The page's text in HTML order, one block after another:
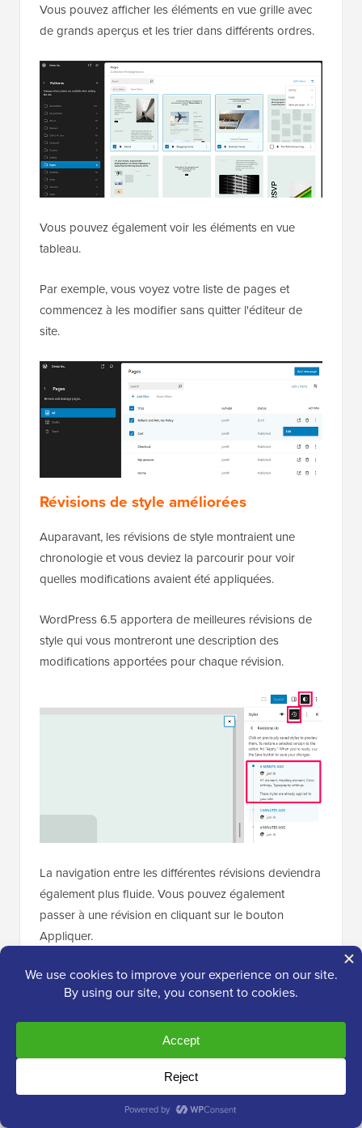
Vous pouvez afficher les éléments en vue grille avec
de grands aperçus et les trier dans différents ordres.
Vous pouvez également voir les éléments en vue
tableau.
Par exemple, vous voyez votre liste de pages et
commencez à les modifier sans quitter l'éditeur de
site.
Révisions de style améliorées
Auparavant, les révisions de style montraient une
chronologie et vous deviez la parcourir pour voir
quelles modifications avaient été appliquées.
WordPress 6.5 apportera de meilleures révisions de
style qui vous montreront une description des
modifications apportées pour chaque révision.
La navigation entre les différentes révisions deviendra
également plus fluide. Vous pouvez également
passer à une révision en cliquant sur le bouton
Appliquer.
Vous verrez également les modifications qui ont été
apportées mais pas encore enregistrées.